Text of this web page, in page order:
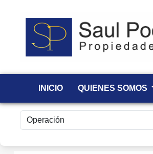
INICIO QUIENES SOMOS